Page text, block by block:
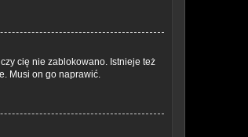
cię nie zablokowano. Istnieje też
Musi on go naprawić.